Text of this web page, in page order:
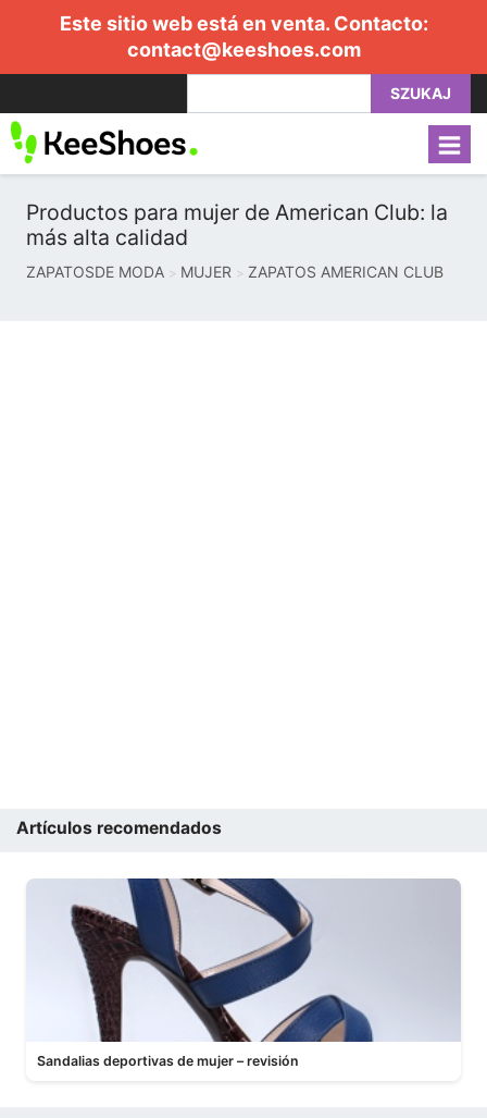
Este sitio web está en venta. Contacto:
contact@keeshoes.com
SZUKAJ
Productos para mujer de American Club: la
más alta calidad
ZAPATOSDE MODA MUJER ZAPATOS AMERICAN CLUB
Artículos recomendados
Sandalias deportivas de mujer – revisión